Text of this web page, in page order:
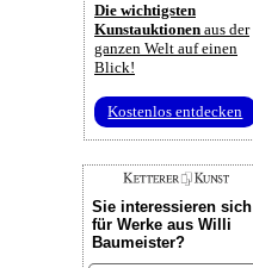
Die wichtigsten
Kunstauktionen aus der
ganzen Welt auf einen
Blick!
Kostenlos entdecken
Sie interessieren sich
für Werke aus Willi
Baumeister?